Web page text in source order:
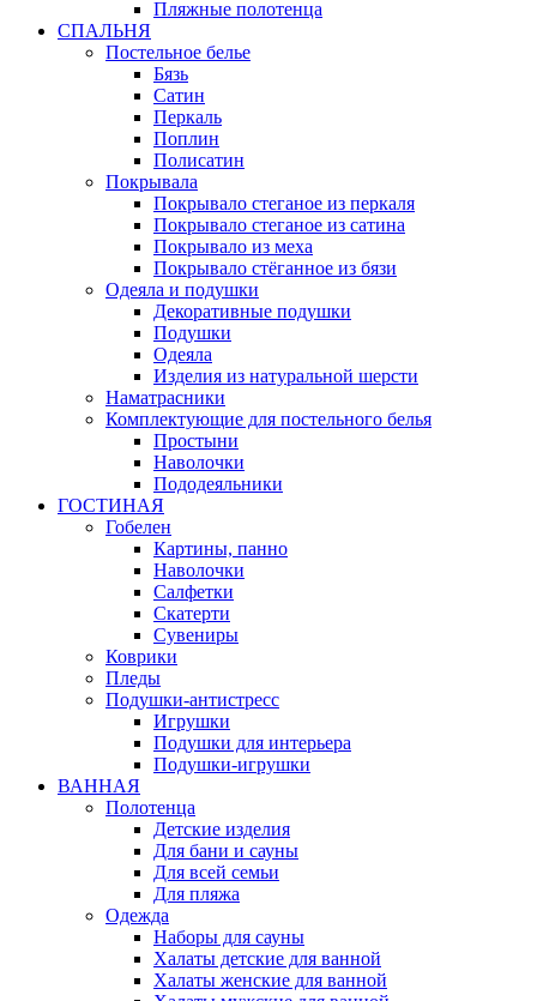
Пляжные полотенца
СПАЛЬНЯ
Постельное белье
Бязь
Сатин
Перкаль
Поплин
Полисатин
Покрывала
Покрывало стеганое из перкаля
Покрывало стеганое из сатина
Покрывало из меха
Покрывало стёганное из бязи
Одеяла и подушки
Декоративные подушки
Подушки
Одеяла
Изделия из натуральной шерсти
Наматраcники
Комплектующие для постельного белья
Простыни
Наволочки
Пододеяльники
ГОСТИНАЯ
Гобелен
Картины, панно
Наволочки
Салфетки
Скатерти
Сувениры
Коврики
Пледы
Подушки-антистресс
Игрушки
Подушки для интерьера
Подушки-игрушки
ВАННАЯ
Полотенца
Детские изделия
Для бани и сауны
Для всей семьи
Для пляжа
Одежда
Наборы для сауны
Халаты детские для ванной
Халаты женские для ванной